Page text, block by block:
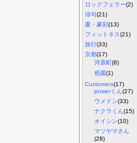
ロックフェラー(2)
俳句(21)
書・篆刻(13)
フィットネス(21)
旅行(33)
京都(17)
河原町 (8)
祇園(1)
Customers(17)
powerくん (27)
ウメドン(33)
ナクラくん (15)
オイシン(10)
マツヤマさん
(28)